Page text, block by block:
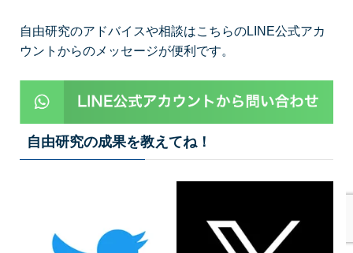
自由研究のアドバイスや相談はこちらのLINE公式アカ
ウントからのメッセージが便利です。
自由研究の成果を教えてね！